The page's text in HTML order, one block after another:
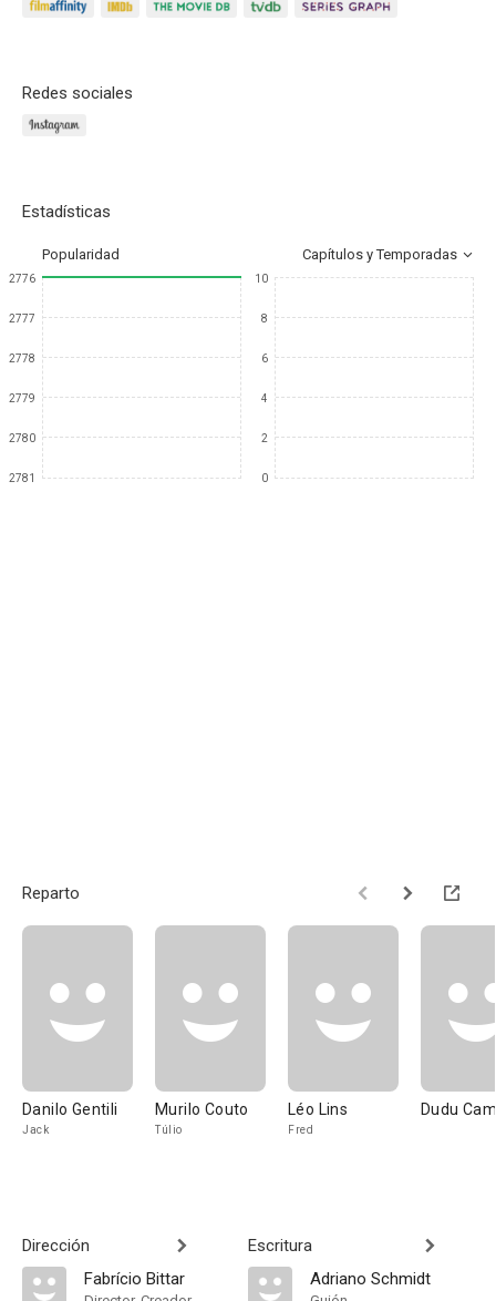
Redes sociales
Estadísticas
Popularidad Capítulos y Temporadas
2776
2777
2778
2779
2780
2781
10
8
6
4
2
0
Reparto
Danilo Gentili
Jack
Murilo Couto
Túlio
Léo Lins
Fred
Dudu
Dirección
Fabrício Bittar
Escritura
Adriano Schmidt